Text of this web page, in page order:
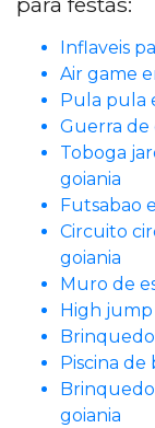
Inflaveis
Air game
Pula pula
Guerra de
Toboga
goiania
Futsabao
Circuito
goiania
Muro de
High
Piscina
goiania